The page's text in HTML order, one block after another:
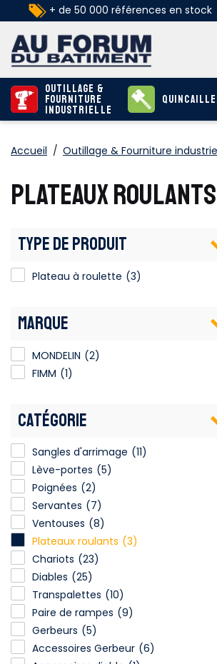
+ de 50 000 références en stock
Outillage &
Fourniture
industrielle
Accueil / Outillage & Fourniture
PLATEAUX ROULANTS
TYPE DE PRODUIT
Plateau à roulette (3)
MARQUE
MONDELIN (2)
FIMM (1)
CATÉGORIE
Sangles d'arrimage (11)
Lève-portes (5)
Poignées (2)
Servantes (7)
Ventouses (8)
Plateaux roulants (3)
Chariots (23)
Diables (25)
Transpalettes (10)
Paire de rampes (9)
Gerbeurs (5)
Accessoires Gerbeur (6)